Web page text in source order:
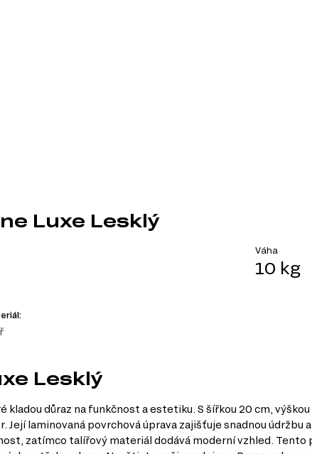
Luxe Lesklý
Váha
10 kg
Lesklý
důraz na funkčnost a estetiku. S šířkou 20 cm, výškou
laminovaná povrchová úprava zajišťuje snadnou údržbu
zatímco talířový materiál dodává moderní vzhled. Tento